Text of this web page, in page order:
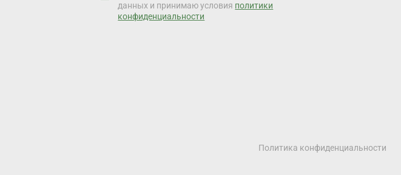
данных и принимаю условия политики
конфиденциальности
Политика конфиденциальности